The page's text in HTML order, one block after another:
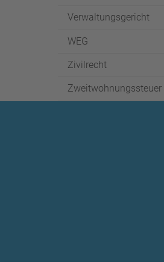
Verwaltungsgericht
WEG
Zivilrecht
Zweitwohnungssteuer